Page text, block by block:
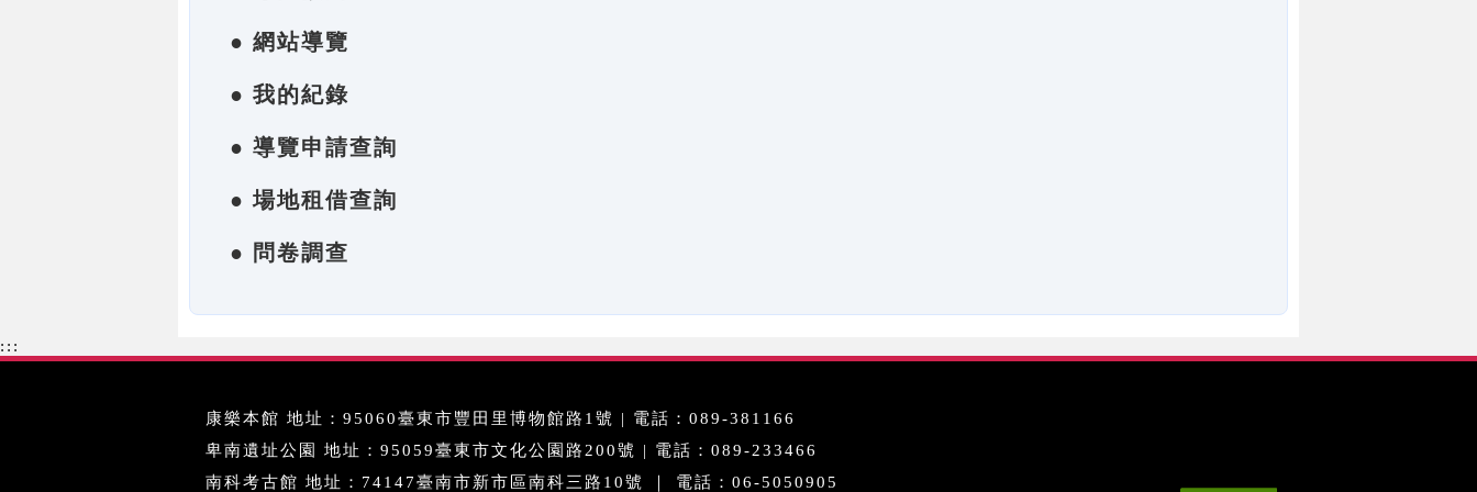
● 網站導覽
● 我的紀錄
● 導覽申請查詢
● 場地租借查詢
● 問卷調查
:::
康樂本館 地址：95060臺東市豐田里博物館路1號 | 電話：089-381166
卑南遺址公園 地址：95059臺東市文化公園路200號 | 電話：089-233466
南科考古館 地址：74147臺南市新市區南科三路10號 ｜ 電話：06-5050905